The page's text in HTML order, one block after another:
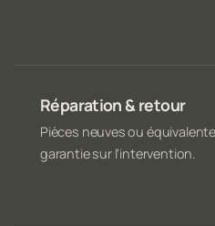
Réparation & retour
Pièces neuves ou
garantie sur l'intervention.